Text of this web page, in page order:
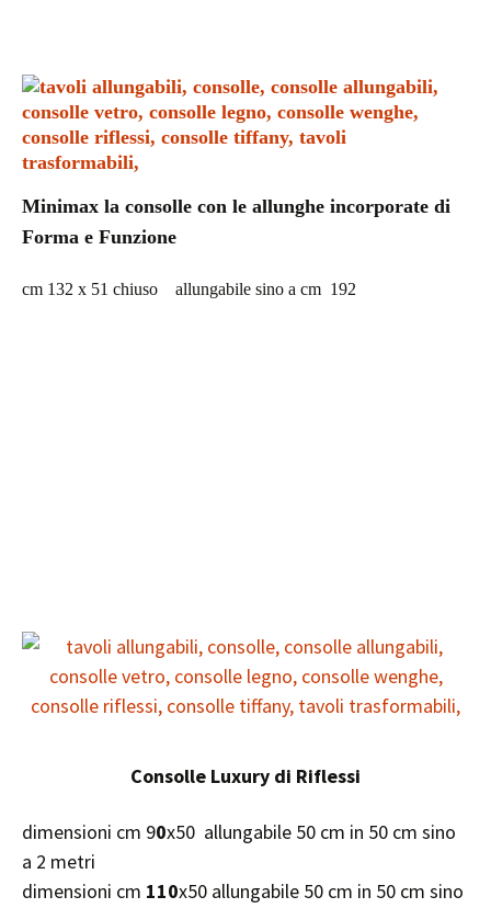
Minimax la consolle con le allunghe incorporate di
Forma e Funzione
cm 132 x 51 chiuso allungabile sino a cm 192
Consolle Luxury di Riflessi
dimensioni cm 90x50 allungabile 50 cm in 50 cm sino
a 2 metri
dimensioni cm 110x50 allungabile 50 cm in 50 cm sino